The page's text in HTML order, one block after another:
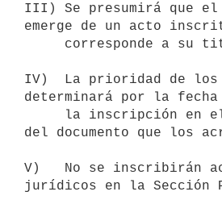
III) Se presumirá que el
emerge de un acto
IV)  La prioridad de los
determinará por la
del documento que los
V)   No se inscribirán
jurídicos en la Sección